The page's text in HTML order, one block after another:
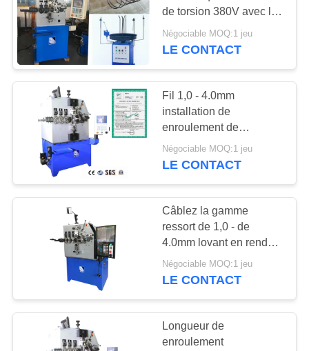
AU
SUJET
DE
NOUS
VISITE
D'USINE
CONTRÔLE
DE
QUALITÉ
CONTACTEZ-
NOUS
NOUVELLES
ordinateur
Machine de
enroulement de
ressort
46
Machine de ressort
de compression
de torsion 380V avec le
système 2.7KW servo
Négociable MOQ:1 jeu
LE CONTACT
Fil 1,0 - 4.0mm
installation de
enroulement de
gisement de machine de
ressort de trois haches
Négociable MOQ:1 jeu
LE CONTACT
Câblez la gamme
ressort de 1,0 - de
4.0mm lovant en rendant
le ressort de la
machine/commande
Négociable MOQ:1 jeu
LE CONTACT
Longueur de
enroulement